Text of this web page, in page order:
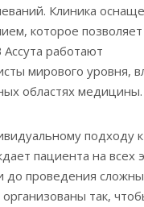
Клиника
которое
работают
мирового уровня,
областях медицины.
подходу
пациента на всех
до проведения
так,